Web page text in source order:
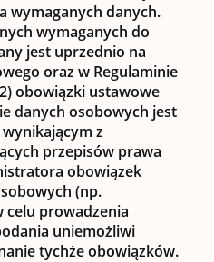
wymaganych danych.
wymaganych do
jest uprzednio na
oraz w Regulaminie
obowiązki ustawowe
danych osobowych jest
z
przepisów prawa
obowiązek
(np.
celu prowadzenia
uniemożliwi
tychże obowiązków.